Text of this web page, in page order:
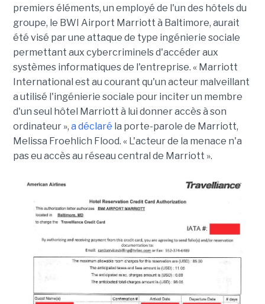
premiers éléments, un employé de l'un des hôtels du
groupe, le BWI Airport Marriott à Baltimore, aurait
été visé par une attaque de type ingénierie sociale
permettant aux cybercriminels d'accéder aux
systèmes informatiques de l'entreprise. « Marriott
International est au courant qu'un acteur malveillant
a utilisé l'ingénierie sociale pour inciter un membre
d'un seul hôtel Marriott à lui donner accès à son
ordinateur », a déclaré la porte-parole de Marriott,
Melissa Froehlich Flood. « L'acteur de la menace n'a
pas eu accès au réseau central de Marriott ».